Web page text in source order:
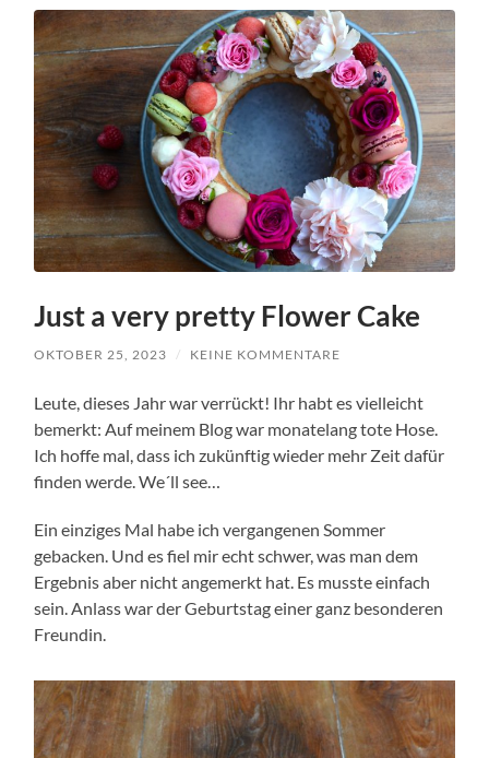
Just a very pretty Flower Cake
OKTOBER 25, 2023 / KEINE KOMMENTARE
Leute, dieses Jahr war verrückt! Ihr habt es vielleicht
bemerkt: Auf meinem Blog war monatelang tote Hose.
Ich hoffe mal, dass ich zukünftig wieder mehr Zeit dafür
finden werde. We´ll see…
Ein einziges Mal habe ich vergangenen Sommer
gebacken. Und es fiel mir echt schwer, was man dem
Ergebnis aber nicht angemerkt hat. Es musste einfach
sein. Anlass war der Geburtstag einer ganz besonderen
Freundin.